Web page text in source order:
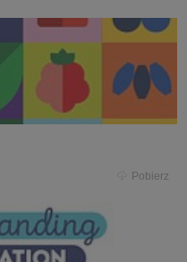
Pobierz